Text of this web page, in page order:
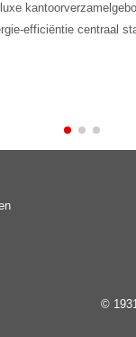
efficiëntie centraal
©